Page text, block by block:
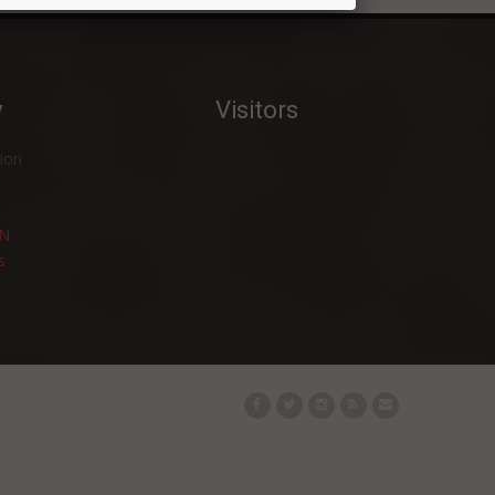
AWAS!!! SERANGAN JANTUNG BISA
NAFSU MAKAN PADA LANSIA
Visitors